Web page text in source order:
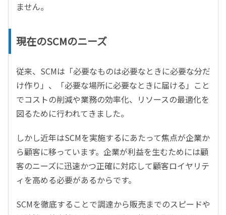
ません。
現在のSCMのニーズ
従来、SCMは「必要なものは必要なときに必要な分だ
け作り」、「必要な場所に必要なときに届ける」こと
でコストの削減や業務の効率化、リソースの最適化を
図るために行われてきました。
しかし近年はSCMを実施するにあたって焦点が企業か
ら顧客に移っています。企業が利益を生むためには顧
客のニーズに迅速かつ正確に対応して顧客ロイヤリテ
ィを高める必要があるからです。
SCMを徹底することで調達から販売までのスピードや